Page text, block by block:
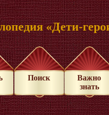
«Дети-
Поиск
Важно
знать